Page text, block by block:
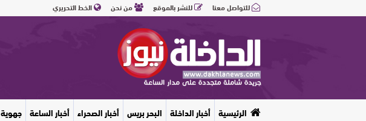
للتواصل معنا للنشر بالموقع من نحن الخط التحريري
الرئيسية أخبار الداخلة البحر بريس أخبار الصحراء أخبار الساعة جهوية